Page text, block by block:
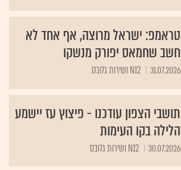
טראמפ: ישראל מרוצה, אף אחד לא
חשב שחמאס יפורק מנשקו
31.07.2026 N12 ושירות גלובס
תושבי הצפון עודכנו - פיצוץ עז יישמע
הלילה בקו העימות
30.07.2026 N12 ושירות גלובס